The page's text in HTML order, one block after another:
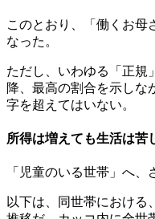
このとおり、「働くお母
なった。
ただし、いわゆる「正規
降、最高の割合を示しな
字を超えてはいない。
所得は増えても生活は苦
「児童のいる世帯」へ、
以下は、同世帯における